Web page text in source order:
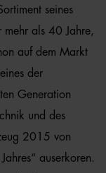
seines
mehr als 40 Jahre,
auf dem Markt
der
Generation
und des
2015 von
auserkoren.